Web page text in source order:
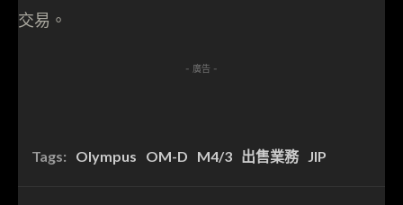
交易。
- 廣告 -
Tags: Olympus OM-D M4/3 出售業務 JIP